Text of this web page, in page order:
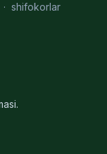
· shifokorlar